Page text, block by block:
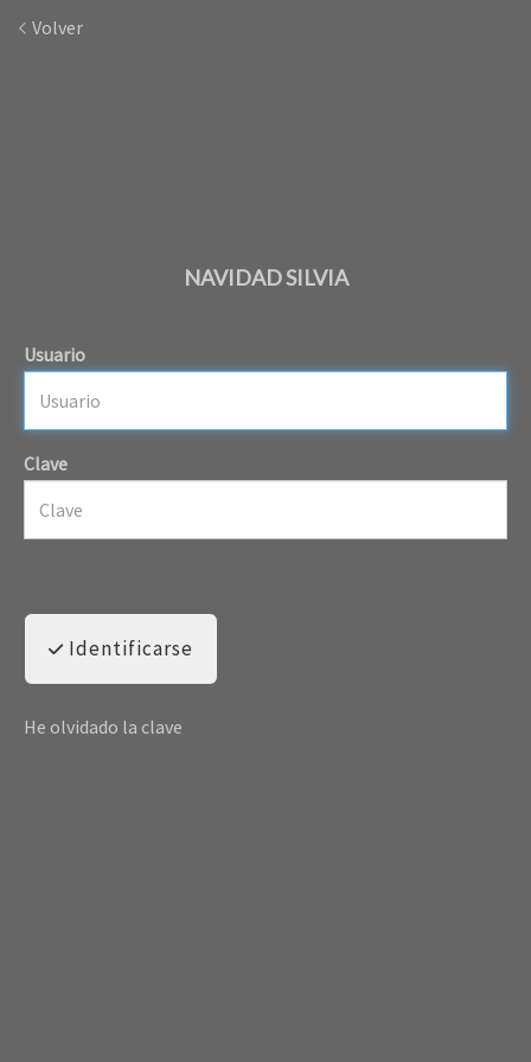
Volver
NAVIDAD SILVIA
Usuario
Clave
Identificarse
He olvidado la clave